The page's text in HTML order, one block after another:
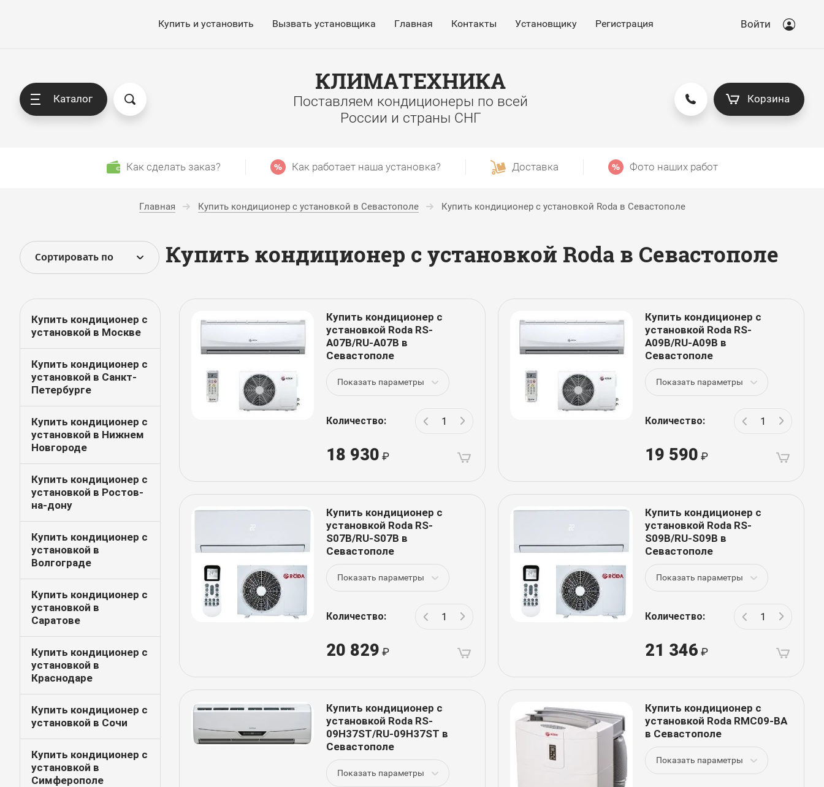
Купить и установить Вызвать установщика Главная Контакты Установщику Регистрация Войти
Каталог
КЛИМАТЕХНИКА
Поставляем кондиционеры по всей
России и страны СНГ
Корзина
Как сделать заказ? Как работает наша установка? Доставка Фото наших работ
Главная Купить кондиционер с установкой в Севастополе Купить кондиционер с установкой Rodа в Севастополе
Сортировать по Купить кондиционер с установкой Rodа в Севастополе
Купить кондиционер с
установкой в Москве
Купить кондиционер с
установкой в Санкт-
Петербурге
Купить кондиционер с
установкой в Нижнем
Новгороде
Купить кондиционер с
установкой в Ростов-
на-дону
Купить кондиционер с
установкой в
Волгограде
Купить кондиционер с
установкой в
Саратове
Купить кондиционер с
установкой в
Краснодаре
Купить кондиционер с
установкой в Сочи
Купить кондиционер с
установкой в
Симферополе
Купить кондиционер с
установкой Roda RS-
A07B/RU-A07B в
Севастополе
Показать параметры
Количество:
18 930
Купить кондиционер с
установкой Roda RS-
A09B/RU-A09B в
Севастополе
Показать параметры
Количество:
19 590
Купить кондиционер с
установкой Roda RS-
S07B/RU-S07B в
Севастополе
Показать параметры
Количество:
20 829
Купить кондиционер с
установкой Roda RS-
S09B/RU-S09B в
Севастополе
Показать параметры
Количество:
21 346
Купить кондиционер с
установкой Roda RS-
09H37ST/RU-09H37ST в
Севастополе
Показать параметры
Купить кондиционер с
установкой Roda RMC09-BA
в Севастополе
Показать параметры